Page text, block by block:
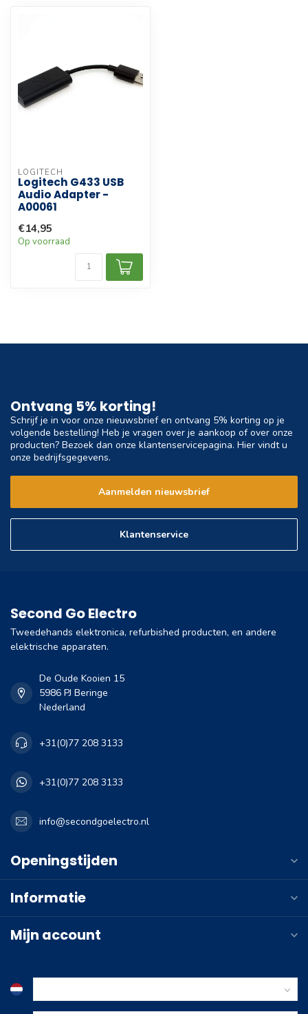
LOGITECH
Logitech G433 USB
Audio Adapter -
A00061
€14,95
Op voorraad
Ontvang 5% korting!
Schrijf je in voor onze nieuwsbrief en ontvang 5% korting op je
volgende bestelling! Heb je vragen over je aankoop of over onze
producten? Bezoek dan onze klantenservicepagina. Hier vindt u
onze bedrijfsgegevens.
Aanmelden nieuwsbrief
Klantenservice
Second Go Electro
Tweedehands elektronica, refurbished producten, en andere
elektrische apparaten.
De Oude Kooien 15
5986 PJ Beringe
Nederland
+31(0)77 208 3133
+31(0)77 208 3133
info@secondgoelectro.nl
Openingstijden
Informatie
Mijn account